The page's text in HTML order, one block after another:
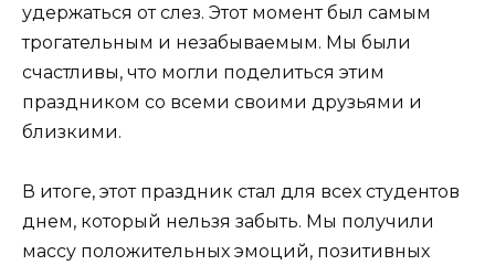
удержаться от слез. Этот момент был самым
трогательным и незабываемым. Мы были
счастливы, что могли поделиться этим
праздником со всеми своими друзьями и
близкими.
В итоге, этот праздник стал для всех студентов
днем, который нельзя забыть. Мы получили
массу положительных эмоций, позитивных